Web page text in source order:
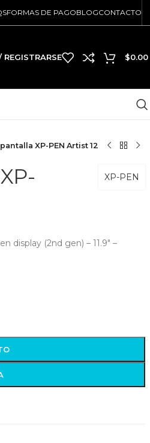
FORMAS DE PAGOBLOGCONTACTO
REGISTRARSE $0.00
XP-PEN Artist 12
XP-PEN
display (2nd gen) – 11.9″ –